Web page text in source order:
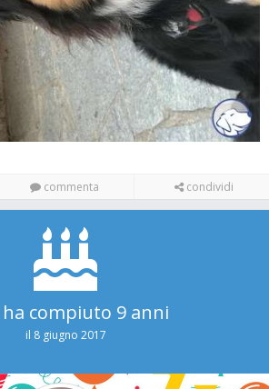
commenta condividi
ha compiuto 9 anni
il 8 giugno 2017